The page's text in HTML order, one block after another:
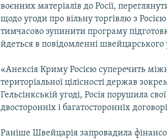
воєнних матеріалів до Росії,
щодо угоди про вільну торгівлю з
тимчасово зупинити програму
йдеться в повідомленні швейцарського
«Анексія Криму Росією суперечить
територіальної цілісності держав
Гельсінкській угоді, Росія порушила
двосторонніх і багатосторонніх
Раніше Швейцарія запровадила